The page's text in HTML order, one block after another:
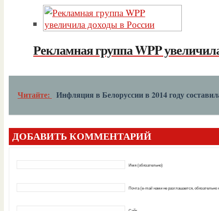
Рекламная группа WPP
Читайте: Инфляция в Белоруссии в 2014 году
ДОБАВИТЬ КОММЕНТАРИЙ
Имя (обязательно)
Почта (e-mail нами не разглашается, обязательно